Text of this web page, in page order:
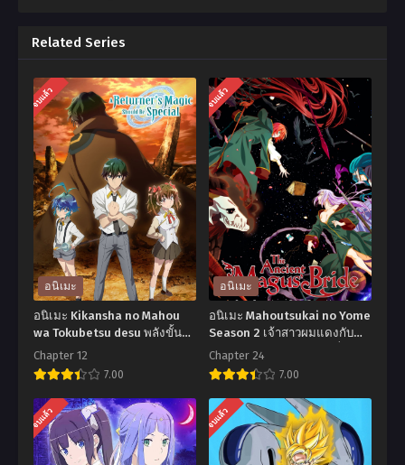
Related Series
จบแล้ว
อนิเมะ
อนิเมะ Kikansha no Mahou
wa Tokubetsu desu พลังขั้น
เทพของจอมเวทจุติใหม่ ตอน
ที่1-12 ซับไทย
Chapter 12
7.00
อ
นิ
เมะ
จบแล้ว
อนิเมะ
อนิเมะ Mahoutsukai no Yome
Season 2 เจ้าสาวผมแดงกับ
จอมเวทอสูร ภาค 2 ตอนที่1-24
ซับไทย
Chapter 24
7.00
อ
นิ
เมะ
จบแล้ว จบแล้ว